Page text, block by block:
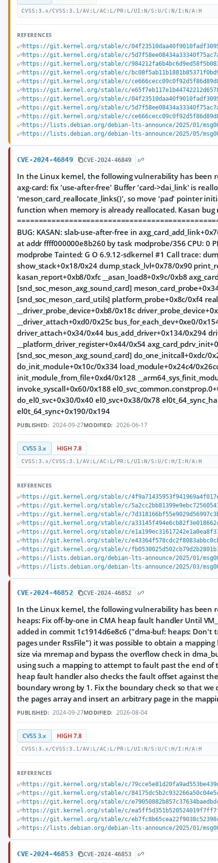
CVSS:3.x/CVSS:3.1/AV:L/AC:L/PR:L/UI:N/S:U/C:N/I:N/A:H
REFERENCES
https://git.kernel.org/stable/c/
https://git.kernel.org/stable/c/
https://git.kernel.org/stable/c/
https://git.kernel.org/stable/c/
https://git.kernel.org/stable/c/
https://git.kernel.org/stable/c/
https://git.kernel.org/stable/c/
https://git.kernel.org/stable/c/
https://git.kernel.org/stable/c/
https://lists.debian.org/debian-lts-announce/2025/01/
https://lists.debian.org/debian-lts-announce/2025/05/
CVE-2024-46849 CVE-2024-46849
In the Linux kernel, the following vulnerability has been
axg-card: fix 'use-after-free' Buffer 'card->dai_link' is
'meson_card_reallocate_links()', so move 'pad' pointer
function when memory is already reallocated. Kasan bug
BUG: KASAN: slab-use-after-free in
at addr ffff000000e8b260 by task modprobe/356 CPU: 0
modprobe Tainted: G O 6.9.12-sdkernel #1 Call trace:
show_stack+0x18/0x24 dump_stack_lvl+0x78/0x90
kasan_report+0xb8/0xfc __asan_load8+0x9c/0xb8
[snd_soc_meson_axg_sound_card]
[snd_soc_meson_card_utils] platform_probe+0x8c/0xf4
__driver_probe_device+0xb8/0x18c
__driver_attach+0xd0/0x25c bus_for_each_dev+0xe0/
driver_attach+0x34/0x44 bus_add_driver+0x134/0x294
__platform_driver_register+0x44/0x54
[snd_soc_meson_axg_sound_card] do_one_initcall+0xdc/
do_init_module+0x10c/0x334 load_module+0x24c4/
init_module_from_file+0xd4/0x128
invoke_syscall+0x60/0x188
do_el0_svc+0x30/0x40 el0_svc+0x38/0x78
el0t_64_sync+0x190/0x194
PUBLISHED: 2024-09-27MODIFIED: 2026-06-17
CVSS 3.x HIGH 7.8
CVSS:3.x/CVSS:3.1/AV:L/AC:L/PR:L/UI:N/S:U/C:H/I:H/A:H
REFERENCES
https://git.kernel.org/stable/c/
https://git.kernel.org/stable/c/
https://git.kernel.org/stable/c/
https://git.kernel.org/stable/c/
https://git.kernel.org/stable/c/
https://git.kernel.org/stable/c/
https://git.kernel.org/stable/c/
https://lists.debian.org/debian-lts-announce/2025/01/
https://lists.debian.org/debian-lts-announce/2025/03/
CVE-2024-46852 CVE-2024-46852
In the Linux kernel, the following vulnerability has been
heaps: Fix off-by-one in CMA heap fault handler Until
added in commit 1c1914d6e8c6 ("dma-buf: heaps: Don't
pages under RssFile") it was possible to obtain a
size via mremap and bypass the overflow check in
using such a mapping to attempt to fault past the end of
heap fault handler also checks the fault offset against
boundary wrong by 1. Fix the boundary check so that
the pages array and insert an arbitrary page in the
PUBLISHED: 2024-09-27MODIFIED: 2026-08-04
CVSS 3.x HIGH 7.8
CVSS:3.x/CVSS:3.1/AV:L/AC:L/PR:L/UI:N/S:U/C:H/I:H/A:H
REFERENCES
https://git.kernel.org/stable/c/
https://git.kernel.org/stable/c/
https://git.kernel.org/stable/c/
https://git.kernel.org/stable/c/
https://git.kernel.org/stable/c/
https://lists.debian.org/debian-lts-announce/2025/01/
CVE-2024-46853 CVE-2024-46853